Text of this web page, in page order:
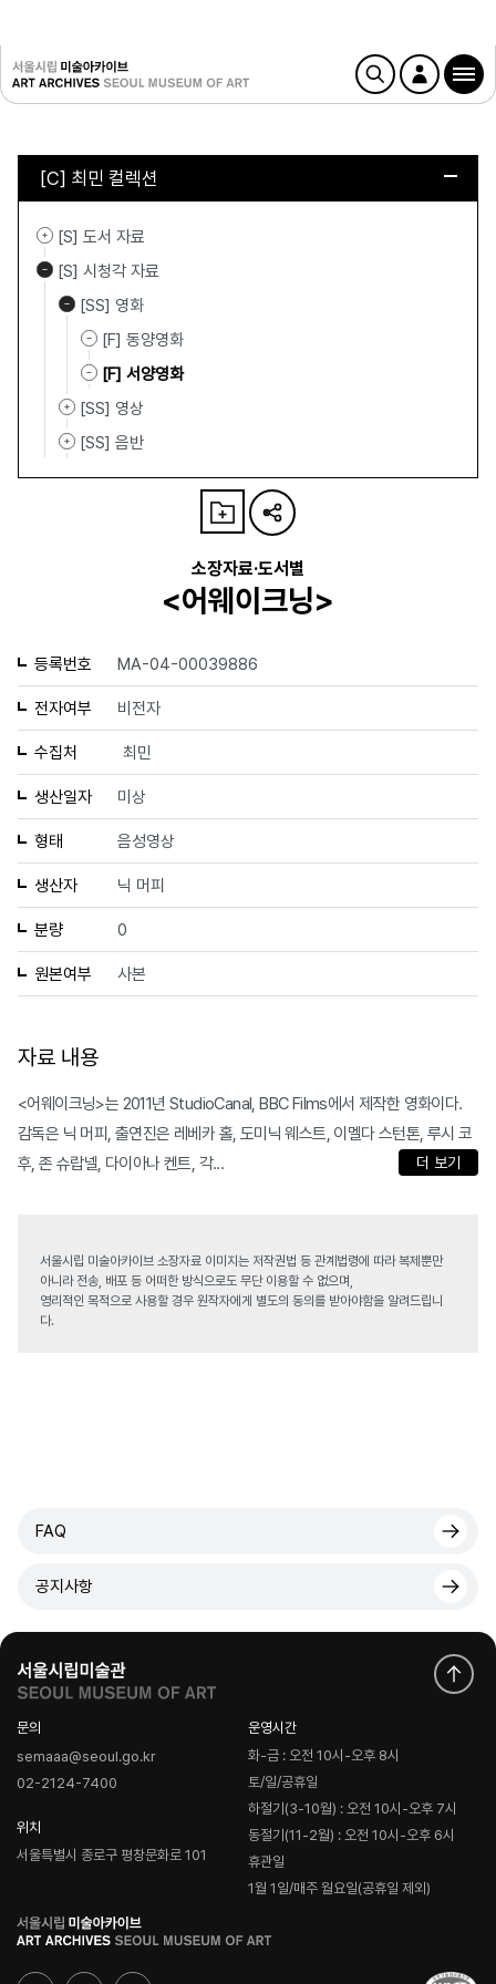
[C] 최민 컬렉션
[S] 도서 자료
[S] 시청각 자료
[SS] 영화
[F] 동양영화
[F] 서양영화
[SS] 영상
[SS] 음반
소장자료·도서별
<어웨이크닝>
등록번호 MA-04-00039886
전자여부 비전자
수집처 최민
생산일자 미상
형태 음성영상
생산자 닉 머피
분량 0
원본여부 사본
자료 내용
<어웨이크닝>는 2011년 StudioCanal, BBC Films에서 제작한 영화이다.
감독은 닉 머피, 출연진은 레베카 홀, 도미닉 웨스트, 이멜다 스턴톤, 루시 코
후, 존 슈랍넬, 다이아나 켄트, 각...
더 보기
서울시립 미술아카이브 소장자료 이미지는 저작권법 등 관계법령에 따라 복제뿐만
아니라 전송, 배포 등 어떠한 방식으로도 무단 이용할 수 없으며,
영리적인 목적으로 사용할 경우 원작자에게 별도의 동의를 받아야함을 알려드립니
다.
FAQ
공지사항
문의
semaaa@seoul.go.kr
02-2124-7400
위치
서울특별시 종로구 평창문화로 101
운영시간
화-금 : 오전 10시-오후 8시
토/일/공휴일
하절기(3-10월) : 오전 10시-오후 7시
동절기(11-2월) : 오전 10시-오후 6시
휴관일
1월 1일/매주 월요일(공휴일 제외)
로
고